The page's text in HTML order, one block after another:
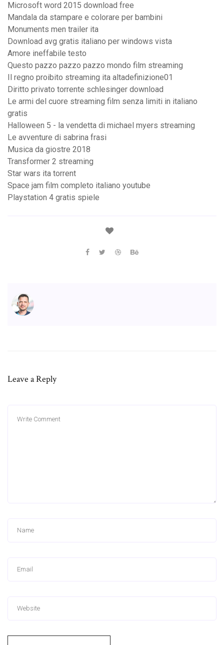
Microsoft word 2015 download free
Mandala da stampare e colorare per bambini
Monuments men trailer ita
Download avg gratis italiano per windows vista
Amore ineffabile testo
Questo pazzo pazzo pazzo mondo film streaming
Il regno proibito streaming ita altadefinizione01
Diritto privato torrente schlesinger download
Le armi del cuore streaming film senza limiti in italiano
gratis
Halloween 5 - la vendetta di michael myers streaming
Le avventure di sabrina frasi
Musica da giostre 2018
Transformer 2 streaming
Star wars ita torrent
Space jam film completo italiano youtube
Playstation 4 gratis spiele
Leave a Reply